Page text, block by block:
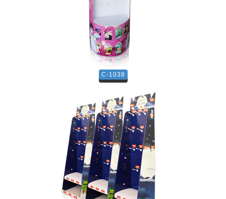
C-1038